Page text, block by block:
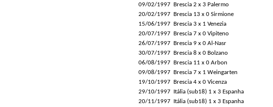
09/02/1997
20/02/1997
15/06/1997
20/07/1997
26/07/1997
30/07/1997
06/08/1997
09/08/1997
19/10/1997
29/10/1997
20/11/1997
Brescia 2 x 3 Palermo
Brescia 13 x 0 Sirmione
Brescia 3 x 1 Venezia
Brescia 7 x 0 Vipiteno
Brescia 9 x 0 Al-Nasr
Brescia 8 x 0 Bolzano
Brescia 11 x 0 Arbon
Brescia 7 x 1 Weingarten
Brescia 4 x 0 Vicenza
Itália (sub18) 1 x 3 Espanha
Itália (sub18) 1 x 3 Espanha